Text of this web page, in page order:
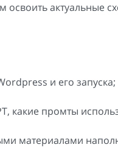
освоить актуальные
и его запуска;
какие промты
материалами